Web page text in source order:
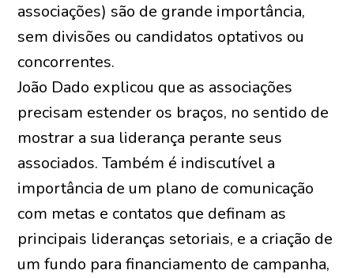
associações) são de grande importância,
sem divisões ou candidatos optativos ou
concorrentes.
João Dado explicou que as associações
precisam estender os braços, no sentido de
mostrar a sua liderança perante seus
associados. Também é indiscutível a
importância de um plano de comunicação
com metas e contatos que definam as
principais lideranças setoriais, e a criação de
um fundo para financiamento de campanha,